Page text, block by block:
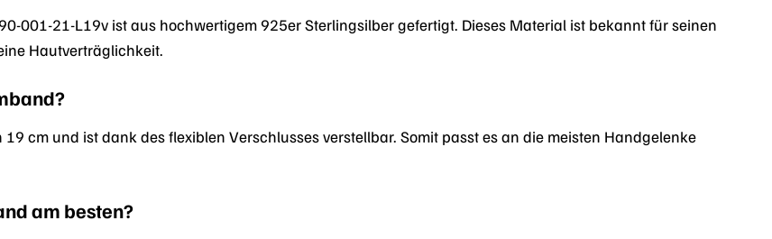
001-21-L19v ist aus hochwertigem 925er Sterlingsilber gefertigt. Dieses Material ist bekannt für seinen
Hautverträglichkeit.
cm und ist dank des flexiblen Verschlusses verstellbar. Somit passt es an die meisten Handgelenke
am besten?